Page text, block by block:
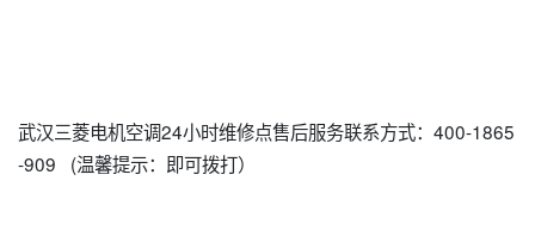
武汉三菱电机空调24小时维修点售后服务联系方式：400-1865
-909 (温馨提示：即可拨打）